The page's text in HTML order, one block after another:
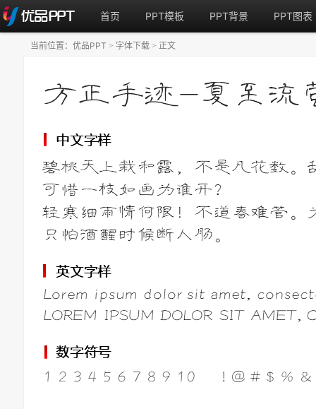
首页 PPT模板 PPT背景 PPT图表
当前位置： 优品PPT > 字体下载 > 正文